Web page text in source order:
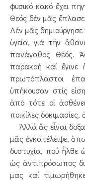
φυσικό κακό ἔχει
Θεός δέν μᾶς
Δέν μᾶς
ὑγεία, γιά τήν
πανάγαθος Θεός.
παρακοή καί
πρωτόπλαστοι
ὑπήκουσαν στίς
ἀπό τότε οἱ
ποικίλες
Ἀλλά ἄς εἶναι
μᾶς ἐγκατέλειψε,
δυστυχία, πού ἦλθε
ὡς ἀντιπρόσωπος
μας καί